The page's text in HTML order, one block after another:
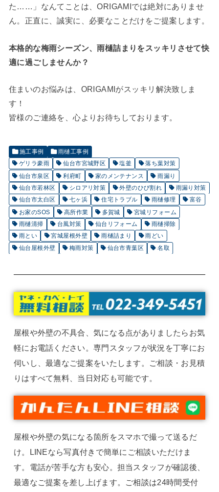
た……」なんてことは、ORIGAMIでは絶対にありませ
ん。正直に、誠実に、必要なことだけをご提案します。
本格的な梅雨シーズン、雨樋詰まりをスッキリさせて快
適に過ごしませんか？
住まいのお悩みは、ORIGAMIがスッキリ解決致しま
す！
皆様のご連絡を、心よりお待ちしております。
施工事例
雨樋工事例
ゲリラ豪雨
仙台市宮城野区 塩釜
落ち葉対策
仙台市泉区
利府町 家のメンテナンス
雨漏り
仙台市若林区
シロアリ対策 外壁のひび割れ
雨漏り対策
仙台市太白区
七ヶ浜 住宅トラブル 雨樋修理
富谷
お家のSOS
高所作業 多賀城
宮城リフォーム
雨樋清掃
台風対策 仙台リフォーム
雨樋掃除
雨とい
宮城屋根外壁 雨樋詰まり
雨どい
仙台屋根外壁
梅雨対策 仙台市青葉区 名取
屋根や外壁の不具合、気になる点がありましたらお気
軽にお電話ください。専門スタッフが状況を丁寧にお
伺いし、最適なご提案をいたします。ご相談・お見積
りはすべて無料、当日対応も可能です。
屋根や外壁の気になる箇所をスマホで撮って送るだ
け。LINEなら写真付きで簡単にご相談いただけま
す。電話が苦手な方も安心。担当スタッフが確認後、
最適なご提案を差し上げます。ご相談は24時間受付